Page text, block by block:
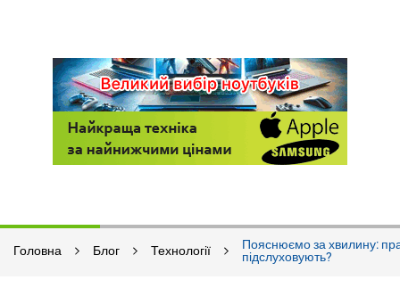
Головна Блог Технології
Пояснюємо за хвилину:
підслуховують?